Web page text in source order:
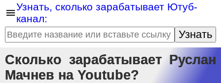
Узнать, сколько зарабатывает Ютуб-
канал:
Узнать
Сколько зарабатывает Руслан
Мачнев на Youtube?